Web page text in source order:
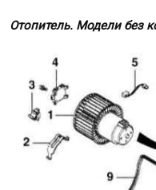
Отопитель. Модели без